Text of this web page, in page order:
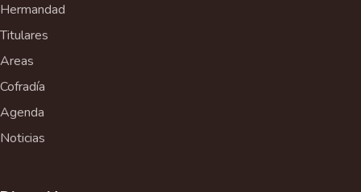
n
t
Hermandad
Titulares
Areas
Cofradía
Agenda
Noticias